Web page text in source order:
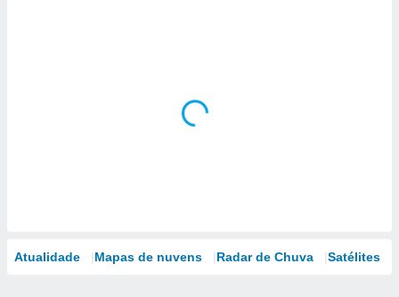
Atualidade Mapas de nuvens Radar de Chuva Satélites